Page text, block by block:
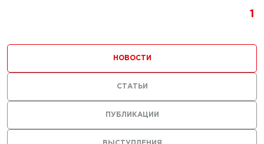
1
ПУБЛИКАЦИИ
НОВОСТИ
СТАТЬИ